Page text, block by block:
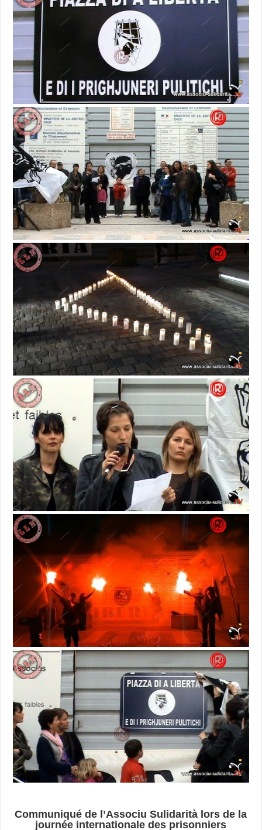
Communiqué de l’Associu Sulidarità lors de la
journée internationale des prisonniers